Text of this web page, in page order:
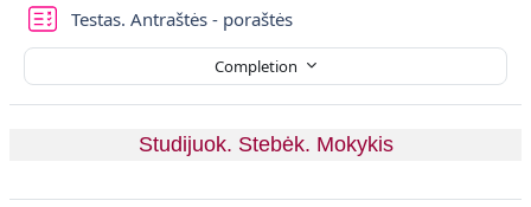
Testas. Antraštės - poraštėsQuiz
Completion
Studijuok. Stebėk. Mokykis